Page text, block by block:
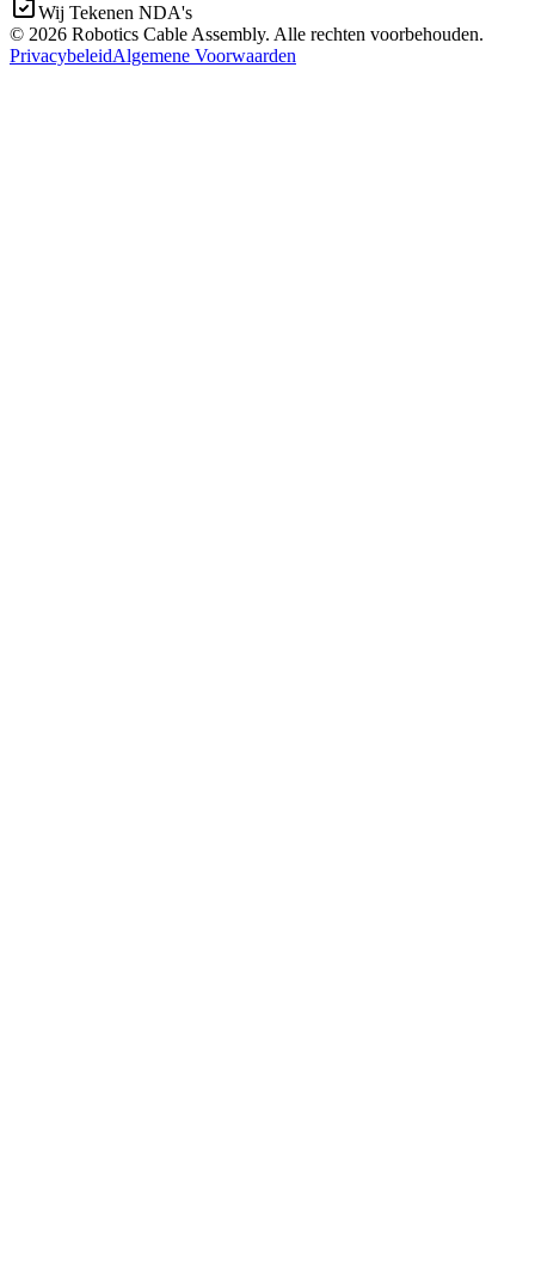
Wij Tekenen NDA's
© 2026 Robotics Cable Assembly. Alle rechten voorbehouden.
PrivacybeleidAlgemene Voorwaarden